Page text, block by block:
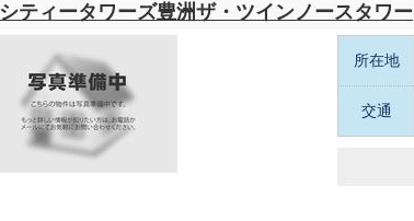
シティータワーズ豊洲ザ・ツインノースタワー
所在地
交通